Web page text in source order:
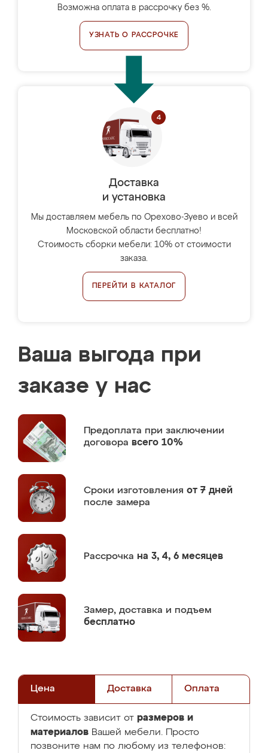
Возможна оплата в рассрочку без %.
УЗНАТЬ О РАССРОЧКЕ
Доставка
и установка
Мы доставляем мебель по Орехово-Зуево и всей
Московской области бесплатно!
Стоимость сборки мебели: 10% от стоимости
заказа.
ПЕРЕЙТИ В КАТАЛОГ
Ваша выгода при
заказе у нас
Предоплата при заключении
договора всего 10%
Сроки изготовления от 7 дней
после замера
Рассрочка на 3, 4, 6 месяцев
Замер, доставка и подъем
бесплатно
Цена Доставка Оплата
Стоимость зависит от размеров и
материалов Вашей мебели. Просто
позвоните нам по любому из телефонов: